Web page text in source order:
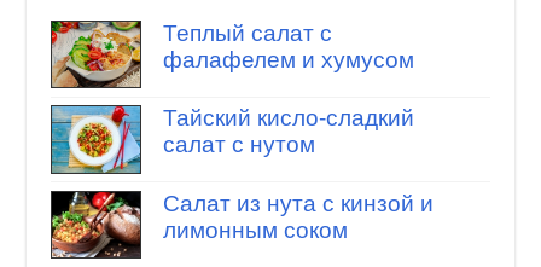
Теплый салат с
фалафелем и хумусом
Тайский кисло-сладкий
салат с нутом
Салат из нута с кинзой и
лимонным соком